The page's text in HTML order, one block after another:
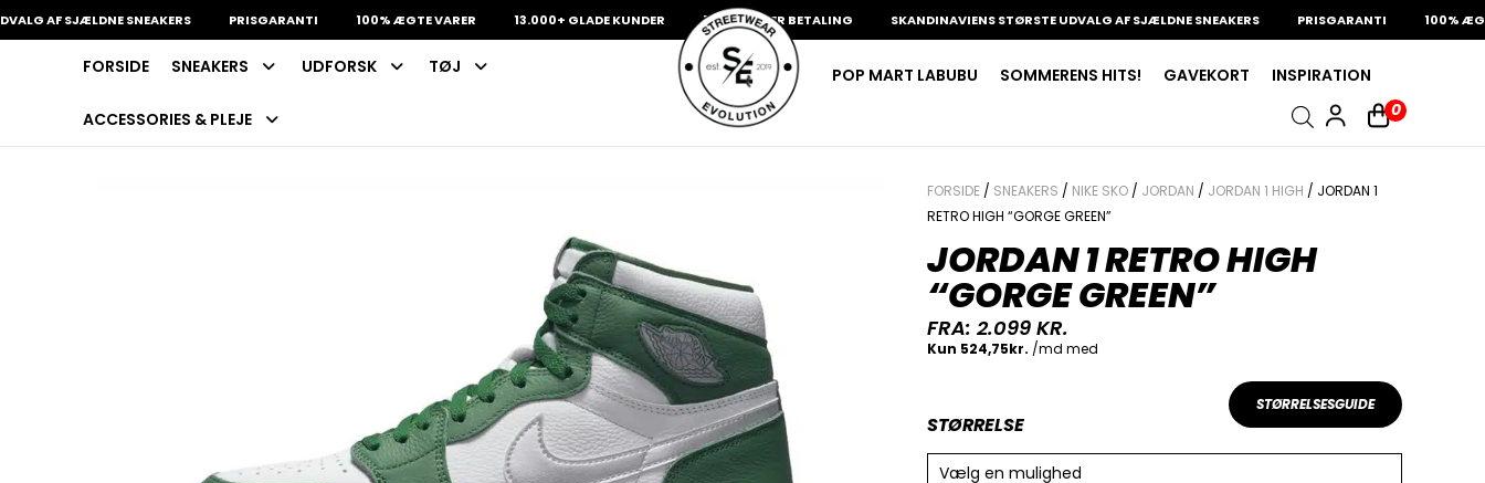
SJÆLDNE SNEAKERS PRISGARANTI 100% ÆGTE VARER 13.000+ GLADE KUNDER 100% SIKKER BETALING SKANDINAVIENS STØRSTE UDVALG AF SJÆLDNE SNEAKERS PRISGARANTI 100% ÆGTE
FORSIDE SNEAKERS UDFORSK TØJ
ACCESSORIES & PLEJE
POP MART LABUBU SOMMERENS HITS! GAVEKORT
INSPIRATION
0
INDKØBSKURV
Din kurv er tom.
FORSIDE/ SNEAKERS / NIKE SKO/ JORDAN / JORDAN 1 HIGH / JORDAN 1
RETRO HIGH “GORGE GREEN”
JORDAN 1 RETRO HIGH
“GORGE GREEN”
FRA: 2.099 KR.
STØRRELSESGUIDE
STØRRELSE
Vælg en mulighed